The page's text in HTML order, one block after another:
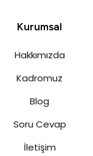
Kurumsal
Hakkımızda
Kadromuz
Blog
Soru Cevap
İletişim